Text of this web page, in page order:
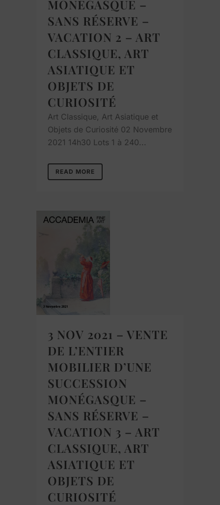
MONÉGASQUE –
SANS RÉSERVE –
VACATION 2 – ART
CLASSIQUE, ART
ASIATIQUE ET
OBJETS DE
CURIOSITÉ
Art Classique, Art Asiatique et
Objets de Curiosité 02 Novembre
2021 14h30 Lots 1 à 240...
READ MORE
3 NOV 2021 – VENTE
DE L’ENTIER
MOBILIER D’UNE
SUCCESSION
MONÉGASQUE –
SANS RÉSERVE –
VACATION 3 – ART
CLASSIQUE, ART
ASIATIQUE ET
OBJETS DE
CURIOSITÉ